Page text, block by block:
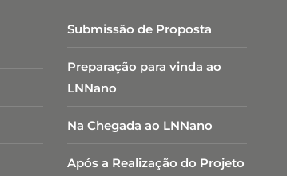
Submissão de Proposta
Preparação para vinda ao
LNNano
Na Chegada ao LNNano
Após a Realização do Projeto